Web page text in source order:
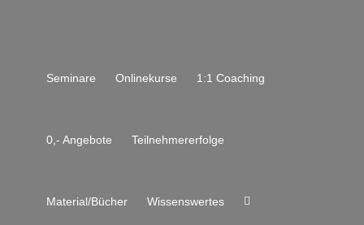
Seminare Onlinekurse 1:1 Coaching
0,- Angebote Teilnehmererfolge
Material/Bücher Wissenswertes